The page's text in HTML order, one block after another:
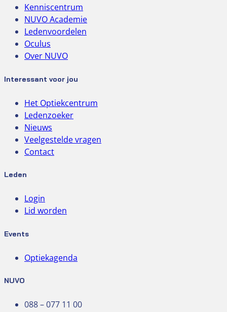
Kenniscentrum
NUVO Academie
Ledenvoordelen
Oculus
Over NUVO
Interessant voor jou
Het Optiekcentrum
Ledenzoeker
Nieuws
Veelgestelde vragen
Contact
Leden
Login
Lid worden
Events
Optiekagenda
NUVO
088 – 077 11 00